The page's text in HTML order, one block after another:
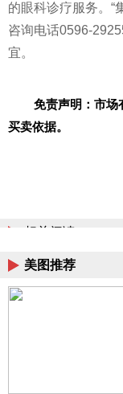
的眼科诊疗服务。“
咨询电话0596-
宜。
免责声明：市场
买卖依据。
相关阅读
美图推荐